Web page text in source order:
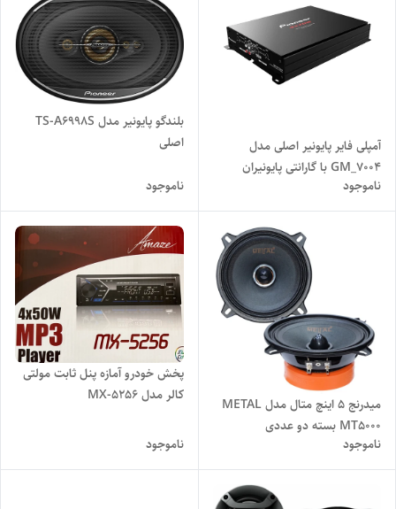
آمپلی فایر پایونیر اصلی مدل
GM_7004 با گارانتی پایونیران
ناموجود
بلندگو پایونیر مدل TS-A6998S
اصلی
ناموجود
میدرنج 5 اینچ متال مدل METAL
MT5000 بسته دو عددی
ناموجود
پخش خودرو آمازه پنل ثابت مولتی
کالر مدل MX-5256
ناموجود